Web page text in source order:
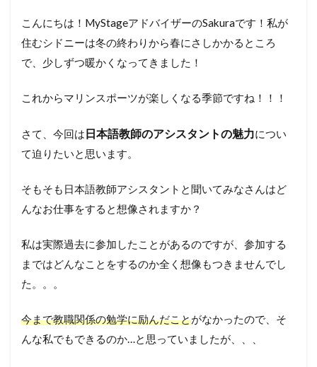
こんにちは！MyStageアドバイザーのSakuraです！私が
住むシドニーは冬の終わりから春にさしかかるところ
で、少しずつ暖かくなってきました！
これからマリンスポーツが楽しくなる季節ですね！！！
さて、今回は日本語教師のアシスタントの魅力につい
て迫りたいと思います。
そもそも日本語教師アシスタントと聞いてみなさんはど
んなお仕事をすると想像されますか？
私は実際過去に参加したことがあるのですが、参加する
まではどんなことをするのか全く想像もつきませんでし
た。。。
今まで教職関係の勉学に励んだことがなかったので、そ
んな私でもできるのか…と思っていましたが、、、